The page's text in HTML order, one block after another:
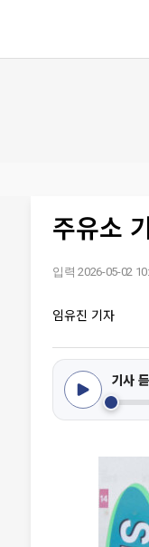
주유소
입력 2026-05-02
임유진 기자
기사